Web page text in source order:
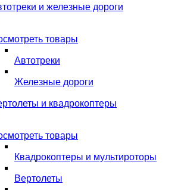
и железные дороги
товары
Автотреки
Железные дороги
и квадрокоптеры
товары
Квадрокоптеры и мультироторы
Вертолеты